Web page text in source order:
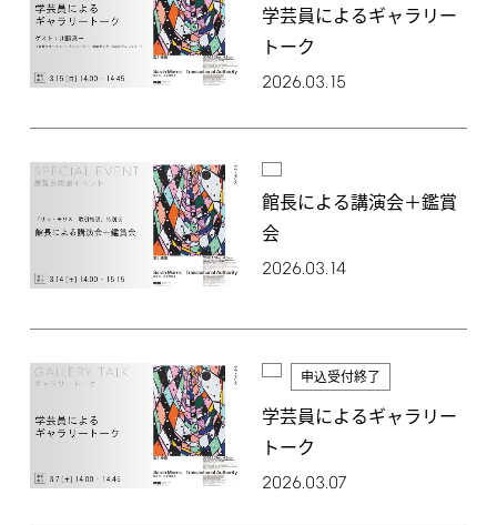
学芸員によるギャラリー
トーク
2026.03.15
館長による講演会＋鑑賞
会
2026.03.14
申込受付終了
学芸員によるギャラリー
トーク
2026.03.07